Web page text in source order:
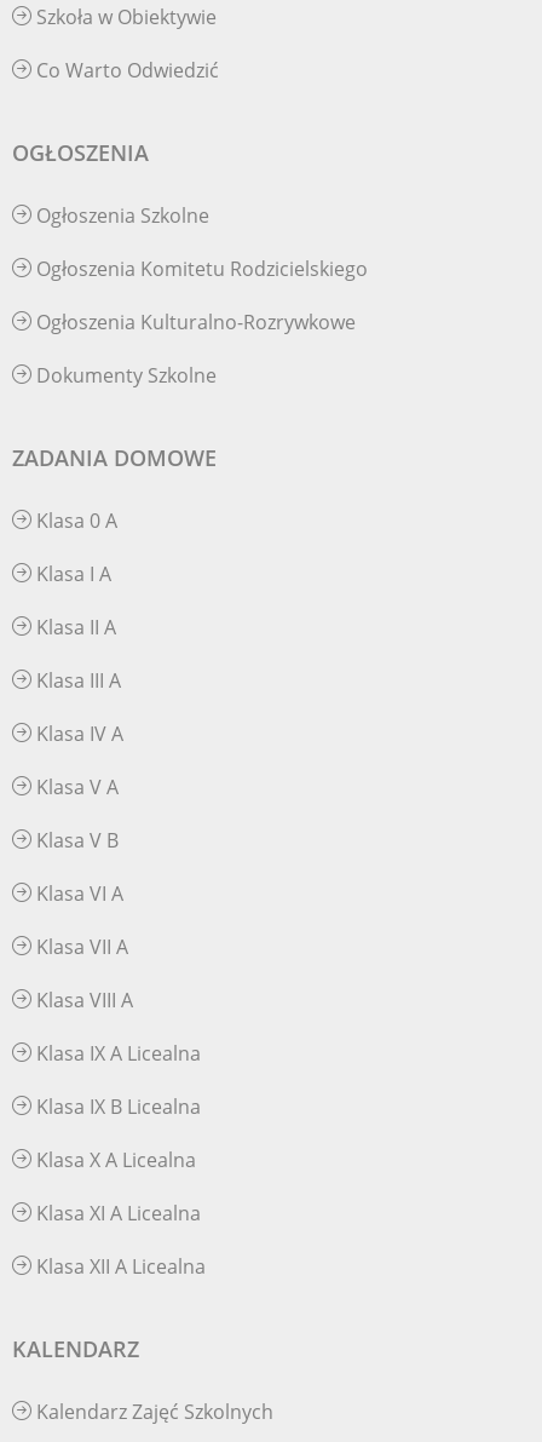
Szkoła w Obiektywie
Co Warto Odwiedzić
OGŁOSZENIA
Ogłoszenia Szkolne
Ogłoszenia Komitetu Rodzicielskiego
Ogłoszenia Kulturalno-Rozrywkowe
Dokumenty Szkolne
ZADANIA DOMOWE
Klasa 0 A
Klasa I A
Klasa II A
Klasa III A
Klasa IV A
Klasa V A
Klasa V B
Klasa VI A
Klasa VII A
Klasa VIII A
Klasa IX A Licealna
Klasa IX B Licealna
Klasa X A Licealna
Klasa XI A Licealna
Klasa XII A Licealna
KALENDARZ
Kalendarz Zajęć Szkolnych